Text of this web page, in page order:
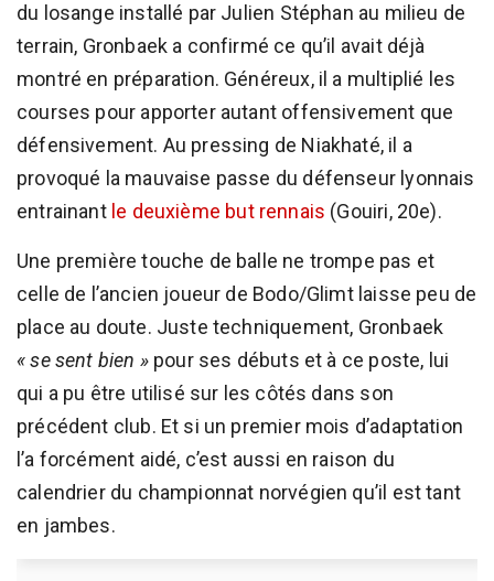
du losange installé par Julien Stéphan au milieu de
terrain, Gronbaek a confirmé ce qu’il avait déjà
montré en préparation. Généreux, il a multiplié les
courses pour apporter autant offensivement que
défensivement. Au pressing de Niakhaté, il a
provoqué la mauvaise passe du défenseur lyonnais
entrainant le deuxième but rennais (Gouiri, 20e).
Une première touche de balle ne trompe pas et
celle de l’ancien joueur de Bodo/Glimt laisse peu de
place au doute. Juste techniquement, Gronbaek
« se sent bien » pour ses débuts et à ce poste, lui
qui a pu être utilisé sur les côtés dans son
précédent club. Et si un premier mois d’adaptation
l’a forcément aidé, c’est aussi en raison du
calendrier du championnat norvégien qu’il est tant
en jambes.